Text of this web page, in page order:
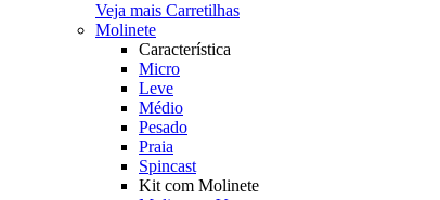
Veja mais Carretilhas
Molinete
Característica
Micro
Leve
Médio
Pesado
Praia
Spincast
Kit com Molinete